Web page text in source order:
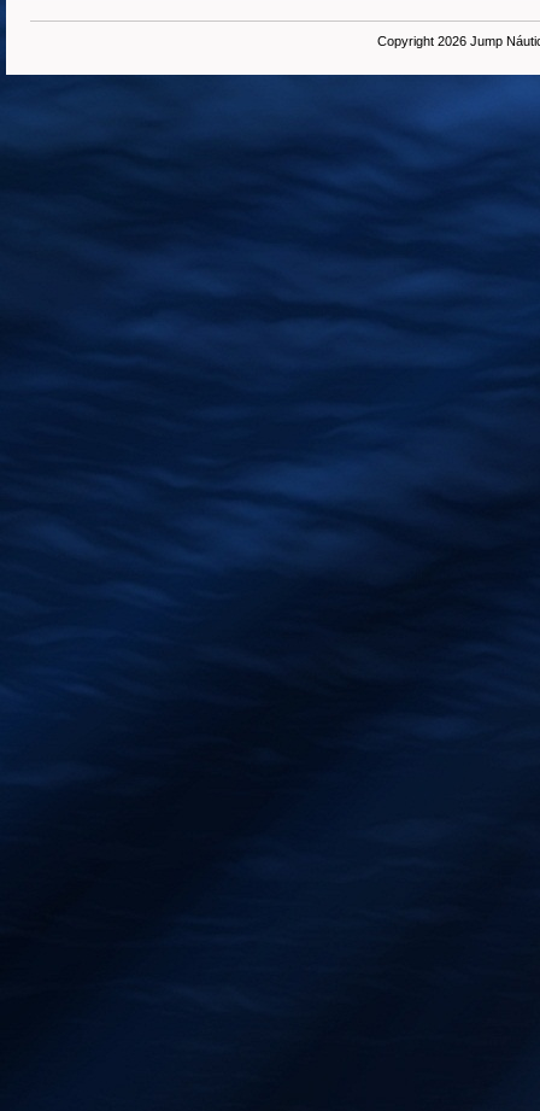
Copyright 2026 Jump